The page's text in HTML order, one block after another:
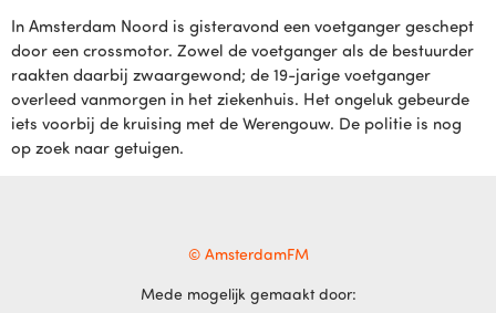
In Amsterdam Noord is gisteravond een voetganger geschept
door een crossmotor. Zowel de voetganger als de bestuurder
raakten daarbij zwaargewond; de 19-jarige voetganger
overleed vanmorgen in het ziekenhuis. Het ongeluk gebeurde
iets voorbij de kruising met de Werengouw. De politie is nog
op zoek naar getuigen.
© AmsterdamFM
Mede mogelijk gemaakt door: